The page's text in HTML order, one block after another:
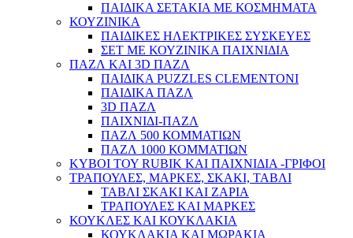
ΠΑΙΔΙΚΑ ΣΕΤΑΚΙΑ ΜΕ ΚΟΣΜΗΜΑΤΑ
ΚΟΥΖΙΝΙΚΑ
ΠΑΙΔΙΚΕΣ ΗΛΕΚΤΡΙΚΕΣ ΣΥΣΚΕΥΕΣ
ΣΕΤ ΜΕ ΚΟΥΖΙΝΙΚΑ ΠΑΙΧΝΙΔΙΑ
ΠΑΖΛ ΚΑΙ 3D ΠΑΖΛ
ΠΑΙΔΙΚΑ PUZZLES CLEMENTONI
ΠΑΙΔΙΚΑ ΠΑΖΛ
3D ΠΑΖΛ
ΠΑΙΧΝΙΔΙ-ΠΑΖΛ
ΠΑΖΛ 500 ΚΟΜΜΑΤΙΩΝ
ΠΑΖΛ 1000 ΚΟΜΜΑΤΙΩΝ
ΚΥΒΟΙ ΤΟΥ RUBIK ΚΑΙ ΠΑΙΧΝΙΔΙΑ -ΓΡΙΦΟΙ
ΤΡΑΠΟΥΛΕΣ, ΜΑΡΚΕΣ, ΣΚΑΚΙ, ΤΑΒΛΙ
ΤΑΒΛΙ ΣΚΑΚΙ ΚΑΙ ΖΑΡΙΑ
ΤΡΑΠΟΥΛΕΣ ΚΑΙ ΜΑΡΚΕΣ
ΚΟΥΚΛΕΣ ΚΑΙ ΚΟΥΚΛΑΚΙΑ
ΚΟΥΚΛΑΚΙΑ ΚΑΙ ΜΩΡΑΚΙΑ